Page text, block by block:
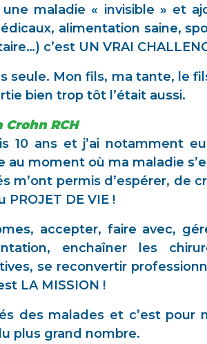
maladie « invisible » et
alimentation saine,
c’est UN VRAI
seule. Mon fils, ma tante, le
bien trop tôt l’était aussi.
RCH
10 ans et j’ai notamment
au moment où ma maladie
m’ont permis d’espérer, de
DE VIE !
accepter, faire avec,
enchaîner les
se reconvertir
LA MISSION !
des malades et c’est pour
plus grand nombre.